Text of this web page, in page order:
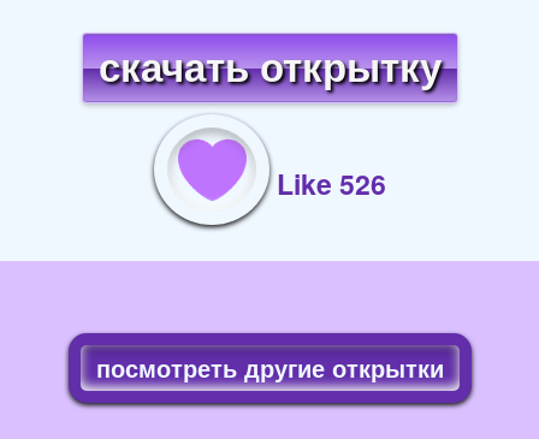
скачать открытку
Like 526
посмотреть другие открытки